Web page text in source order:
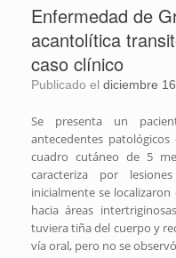
Enfermedad de
acantolítica
caso clínico
Publicado el diciembre
Se presenta un
antecedentes
cuadro cutáneo de 5
caracteriza por
inicialmente se
hacia áreas
tuviera tiña del cuerpo y
vía oral, pero no se